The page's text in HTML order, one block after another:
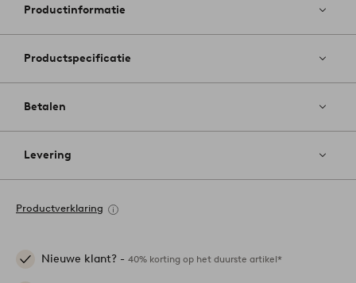
Productinformatie
Productspecificatie
Betalen
Levering
Productverklaring
Nieuwe klant? - 40% korting op het duurste artikel*